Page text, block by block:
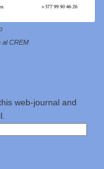
al CREM
web-journal and